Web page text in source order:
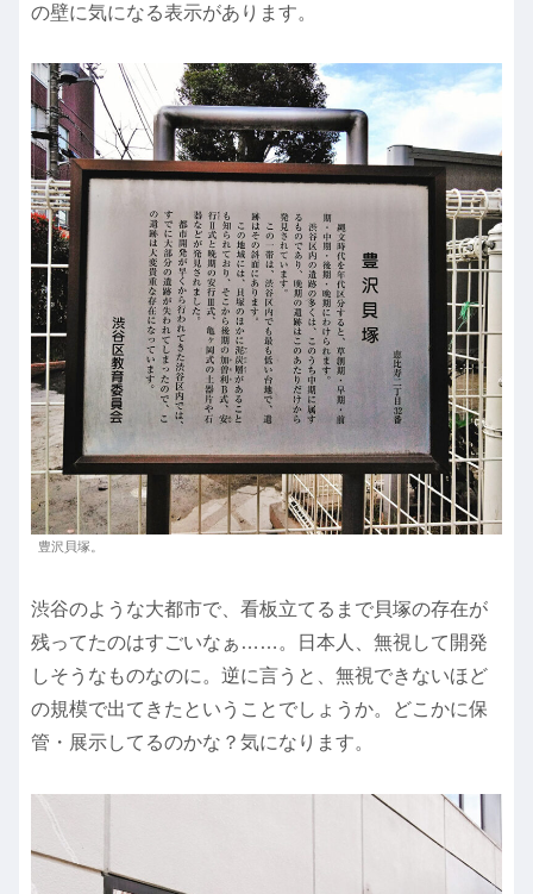
の壁に気になる表示があります。
豊沢貝塚。
渋谷のような大都市で、看板立てるまで貝塚の存在が
残ってたのはすごいなぁ……。日本人、無視して開発
しそうなものなのに。逆に言うと、無視できないほど
の規模で出てきたということでしょうか。どこかに保
管・展示してるのかな？気になります。